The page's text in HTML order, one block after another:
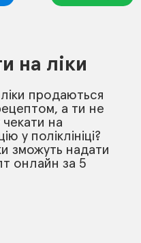
на ліки
ліки продаються
а ти не
на
у поліклініці?
зможуть надати
онлайн за 5